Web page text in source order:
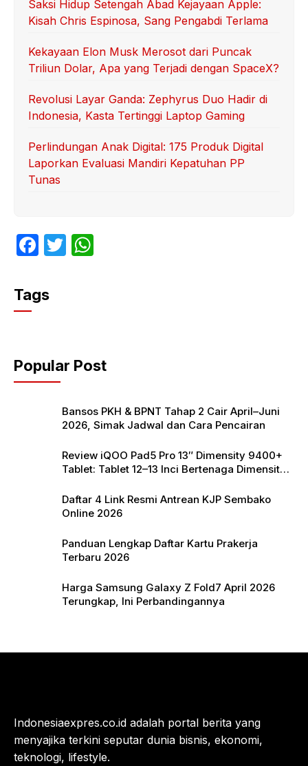
Saksi Hidup Setengah Abad Kejayaan Apple:
Kisah Chris Espinosa, Sang Pengabdi Terlama
Kekayaan Elon Musk Merosot dari Puncak
Triliun Dolar, Apa yang Terjadi dengan SpaceX?
Revolusi Layar Ganda: Zephyrus Duo Hadir di
Indonesia, Kasta Tertinggi Laptop Gaming
Perlindungan Anak Digital: 175 Produk Digital
Laporkan Evaluasi Mandiri Kepatuhan PP
Tunas
F
c
e
o
o
T
p
p
Tags
Popular Post
Bansos PKH & BPNT Tahap 2 Cair April–Juni
2026, Simak Jadwal dan Cara Pencairan
Review iQOO Pad5 Pro 13″ Dimensity 9400+
Tablet: Tablet 12–13 Inci Bertenaga Dimensity
Daftar 4 Link Resmi Antrean KJP Sembako
Online 2026
Panduan Lengkap Daftar Kartu Prakerja
Terbaru 2026
Harga Samsung Galaxy Z Fold7 April 2026
Terungkap, Ini Perbandingannya
Indonesiaexpres.co.id adalah portal berita yang
menyajika terkini seputar dunia bisnis, ekonomi,
teknologi, lifestyle.